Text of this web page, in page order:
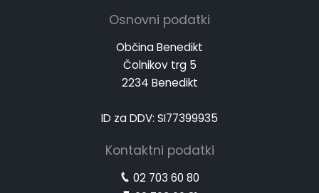
Osnovni podatki
Občina Benedikt
Čolnikov trg 5
2234 Benedikt
ID za DDV: SI77399935
Kontaktni podatki
02 703 60 80